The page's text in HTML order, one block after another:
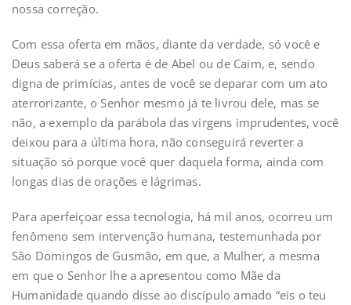
nossa correção.
Com essa oferta em mãos, diante da verdade, só você e
Deus saberá se a oferta é de Abel ou de Caim, e, sendo
digna de primícias, antes de você se deparar com um ato
aterrorizante, o Senhor mesmo já te livrou dele, mas se
não, a exemplo da parábola das virgens imprudentes, você
deixou para a última hora, não conseguirá reverter a
situação só porque você quer daquela forma, ainda com
longas dias de orações e lágrimas.
Para aperfeiçoar essa tecnologia, há mil anos, ocorreu um
fenômeno sem intervenção humana, testemunhada por
São Domingos de Gusmão, em que, a Mulher, a mesma
em que o Senhor lhe a apresentou como Mãe da
Humanidade quando disse ao discípulo amado “eis o teu